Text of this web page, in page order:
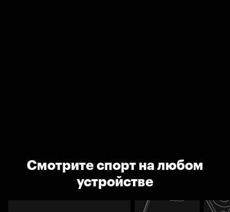
Смотрите спорт на любом
устройстве